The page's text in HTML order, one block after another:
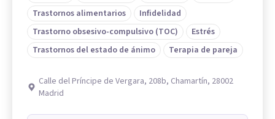
Trastornos alimentarios
Infidelidad
Trastorno obsesivo-compulsivo (TOC)
Estrés
Trastornos del estado de ánimo
Terapia de pareja
Calle del Príncipe de Vergara, 208b, Chamartín, 28002
Madrid